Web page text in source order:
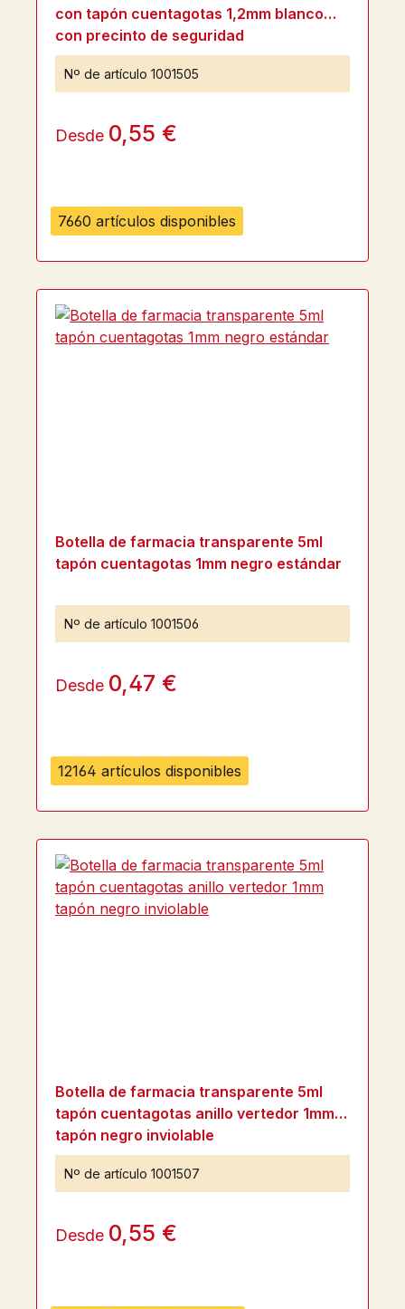
7660 artículos disponibles
con tapón cuentagotas 1,2mm blanco
con precinto de seguridad
Nº de artículo 1001505
Desde 0,55 €
12164 artículos disponibles
Botella de farmacia transparente 5ml
tapón cuentagotas 1mm negro estándar
Nº de artículo 1001506
Desde 0,47 €
Botella de farmacia transparente 5ml
tapón cuentagotas anillo vertedor 1mm
tapón negro inviolable
Nº de artículo 1001507
Desde 0,55 €